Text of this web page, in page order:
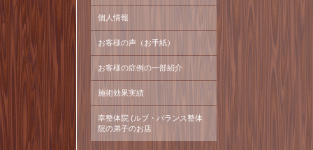
個人情報
お客様の声（お手紙）
お客様の症例の一部紹介
施術効果実績
幸整体院 (ルブ・バランス整体
院の弟子のお店